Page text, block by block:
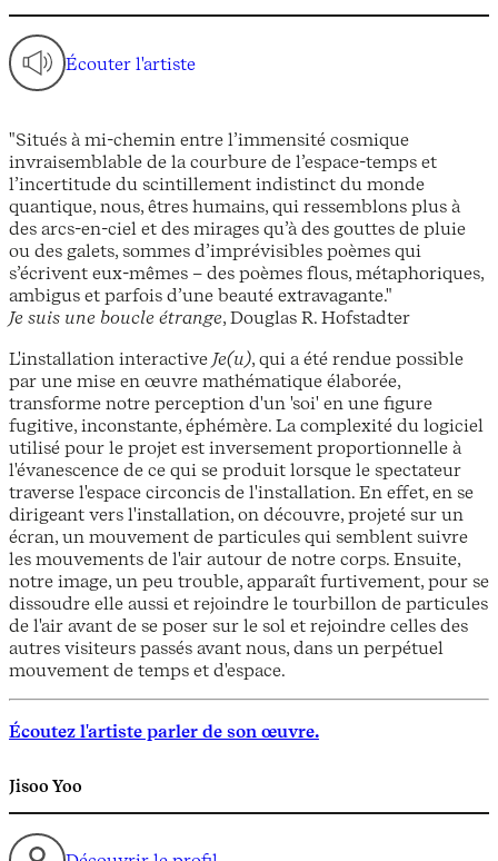
Écouter l'artiste
"Situés à mi-chemin entre l’immensité cosmique
invraisemblable de la courbure de l’espace-temps et
l’incertitude du scintillement indistinct du monde
quantique, nous, êtres humains, qui ressemblons plus à
des arcs-en-ciel et des mirages qu’à des gouttes de pluie
ou des galets, sommes d’imprévisibles poèmes qui
s’écrivent eux-mêmes – des poèmes flous, métaphoriques,
ambigus et parfois d’une beauté extravagante."
Je suis une boucle étrange, Douglas R. Hofstadter
L'installation interactive Je(u), qui a été rendue possible
par une mise en œuvre mathématique élaborée,
transforme notre perception d'un 'soi' en une figure
fugitive, inconstante, éphémère. La complexité du logiciel
utilisé pour le projet est inversement proportionnelle à
l'évanescence de ce qui se produit lorsque le spectateur
traverse l'espace circoncis de l'installation. En effet, en se
dirigeant vers l'installation, on découvre, projeté sur un
écran, un mouvement de particules qui semblent suivre
les mouvements de l'air autour de notre corps. Ensuite,
notre image, un peu trouble, apparaît furtivement, pour se
dissoudre elle aussi et rejoindre le tourbillon de particules
de l'air avant de se poser sur le sol et rejoindre celles des
autres visiteurs passés avant nous, dans un perpétuel
mouvement de temps et d'espace.
Écoutez l'artiste parler de son œuvre.
Jisoo Yoo